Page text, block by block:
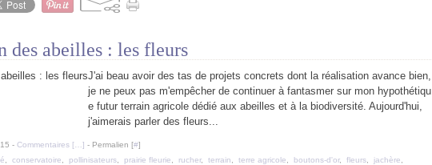
des abeilles : les fleurs
J'ai beau avoir des tas de projets concrets dont la réalisation avance bien,
je ne peux pas m'empêcher de continuer à fantasmer sur mon hypothétiqu
e futur terrain agricole dédié aux abeilles et à la biodiversité. Aujourd'hui,
j'aimerais parler des fleurs...
- Commentaires [ ] - Permalien [#]
conservatoire pollinisateurs prairie fleurie rucher, terrain terre agricole boutons-d'or, fleurs jachère